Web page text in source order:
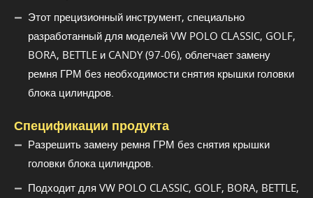
Этот прецизионный инструмент, специально
разработанный для моделей VW POLO CLASSIC, GOLF,
BORA, BETTLE и CANDY (97-06), облегчает замену
ремня ГРМ без необходимости снятия крышки головки
блока цилиндров.
Спецификации продукта
Разрешить замену ремня ГРМ без снятия крышки
головки блока цилиндров.
Подходит для VW POLO CLASSIC, GOLF, BORA, BETTLE,